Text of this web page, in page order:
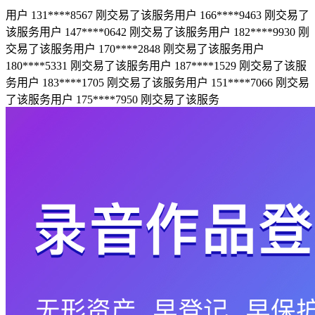
用户 131****8567 刚交易了该服务用户 166****9463 刚交易了
该服务用户 147****0642 刚交易了该服务用户 182****9930 刚
交易了该服务用户 170****2848 刚交易了该服务用户
180****5331 刚交易了该服务用户 187****1529 刚交易了该服
务用户 183****1705 刚交易了该服务用户 151****7066 刚交易
了该服务用户 175****7950 刚交易了该服务